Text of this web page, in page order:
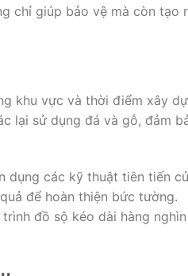
chỉ giúp bảo vệ mà còn tạo
khu vực và thời điểm xây
lại sử dụng đá và gỗ, đảm
dụng các kỹ thuật tiên tiến
để hoàn thiện bức tường.
đồ sộ kéo dài hàng nghìn